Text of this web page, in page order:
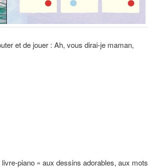
et de jouer : Ah, vous dirai-je maman,
piano » aux dessins adorables, aux mots